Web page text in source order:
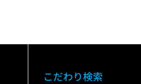
こだわり検索